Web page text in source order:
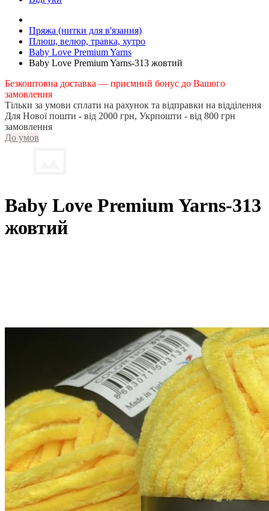
Пряжа (нитки для в'язання)
Плюш, велюр, травка, хутро
Baby Love Premium Yarns
Baby Love Premium Yarns-313 жовтий
Безкоштовна доставка — приємний бонус до Вашого
замовлення
Тільки за умови сплати на рахунок та відправки на відділення
Для Нової пошти - від 2000 грн, Укрпошти - від 800 грн
замовлення
До умов
Baby Love Premium Yarns-313
жовтий